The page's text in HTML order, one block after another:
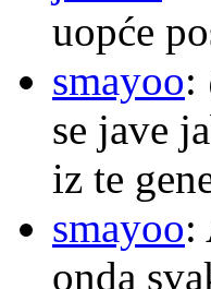
uopće
smayoo:
se jave
iz te
smayoo:
onda